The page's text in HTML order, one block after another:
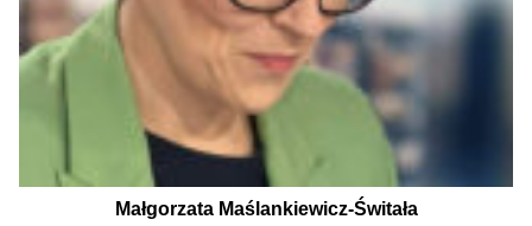
Małgorzata Maślankiewicz-Świtała